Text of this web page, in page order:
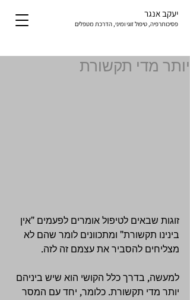
פסיכותרפיה, טיפול זוגי ומיני, הדרכת מטפלים
יעקב אנגר
יותר מדי תקשורת
זוגות שבאים לטיפול אומרים לפעמים "אין
בינינו תקשורת" ומתכוונים לומר שהם לא
מצליחים להסביר את עצמם זה לזה.
למעשה, בדרך כלל הקושי הוא שיש ביניהם
יותר מדי תקשורת. כלומר, יחד עם המסר